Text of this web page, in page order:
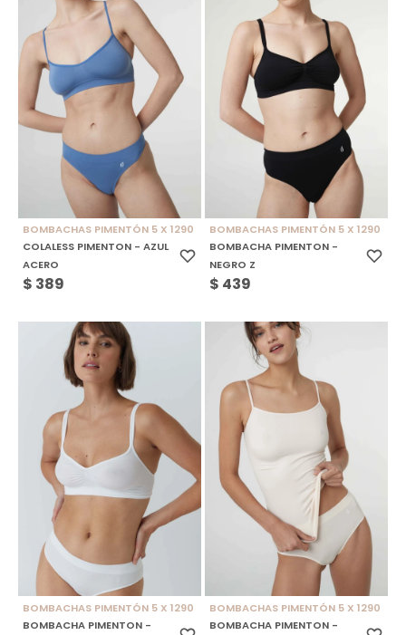
BOMBACHAS PIMENTÓN 5 X 1290
COLALESS PIMENTON - AZUL
ACERO
$ 389
BOMBACHAS PIMENTÓN 5 X 1290
BOMBACHA PIMENTON -
NEGRO Z
$ 439
BOMBACHAS PIMENTÓN 5 X 1290
BOMBACHA PIMENTON -
BOMBACHAS PIMENTÓN 5 X 1290
BOMBACHA PIMENTON -